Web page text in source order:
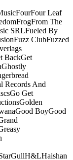
FourFour Leaf
FrogFrom The
SRLFueled By
Fuzz ClubFuzzed
BackGet
Ghostly
Records And
Go Get
Golden
Good BoyGood
GullH&LHaishan